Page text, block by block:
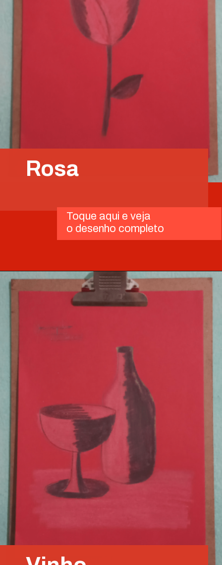
Rosa
Toque aqui e veja
o desenho completo